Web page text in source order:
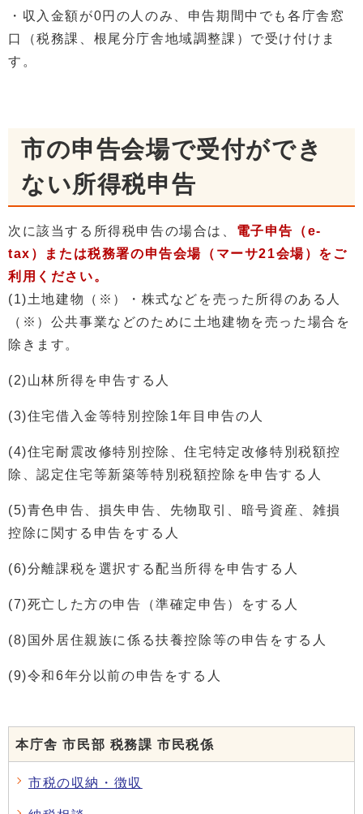
・収入金額が0円の人のみ、申告期間中でも各庁舎窓
口（税務課、根尾分庁舎地域調整課）で受け付けま
す。
市の申告会場で受付ができ
ない所得税申告
次に該当する所得税申告の場合は、 電子申告（e-
tax）または税務署の申告会場（マーサ21会場）をご
利用ください。
(1)土地建物（※）・株式などを売った所得のある人
（※）公共事業などのために土地建物を売った場合を
除きます。
(2)山林所得を申告する人
(3)住宅借入金等特別控除1年目申告の人
(4)住宅耐震改修特別控除、住宅特定改修特別税額控
除、認定住宅等新築等特別税額控除を申告する人
(5)青色申告、損失申告、先物取引、暗号資産、雑損
控除に関する申告をする人
(6)分離課税を選択する配当所得を申告する人
(7)死亡した方の申告（準確定申告）をする人
(8)国外居住親族に係る扶養控除等の申告をする人
(9)令和6年分以前の申告をする人
本庁舎 市民部 税務課 市民税係
市税の収納・徴収